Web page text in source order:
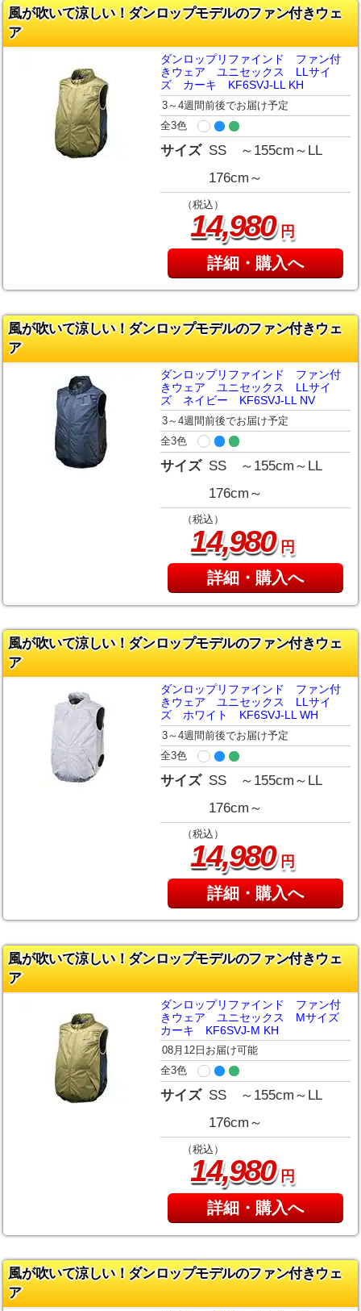
風が吹いて涼しい！ダンロップモデルのファン付きウェ
ア
ダンロップリファインド ファン付
きウェア ユニセックス LLサイ
ズ カーキ KF6SVJ-LL KH
3～4週間前後でお届け予定
全3色
サイズ SS ～155cm～LL
176cm～
（税込）
14,980円
詳細・購入へ
風が吹いて涼しい！ダンロップモデルのファン付きウェ
ア
ダンロップリファインド ファン付
きウェア ユニセックス LLサイ
ズ ネイビー KF6SVJ-LL NV
3～4週間前後でお届け予定
全3色
サイズ SS ～155cm～LL
176cm～
（税込）
14,980円
詳細・購入へ
風が吹いて涼しい！ダンロップモデルのファン付きウェ
ア
ダンロップリファインド ファン付
きウェア ユニセックス LLサイ
ズ ホワイト KF6SVJ-LL WH
3～4週間前後でお届け予定
全3色
サイズ SS ～155cm～LL
176cm～
（税込）
14,980円
詳細・購入へ
風が吹いて涼しい！ダンロップモデルのファン付きウェ
ア
ダンロップリファインド ファン付
きウェア ユニセックス Mサイズ
カーキ KF6SVJ-M KH
08月12日お届け可能
全3色
サイズ SS ～155cm～LL
176cm～
（税込）
14,980円
詳細・購入へ
風が吹いて涼しい！ダンロップモデルのファン付きウェ
ア